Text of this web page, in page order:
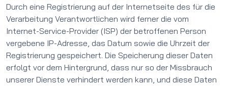
Durch eine Registrierung auf der Internetseite des für die
Verarbeitung Verantwortlichen wird ferner die vom
Internet-Service-Provider (ISP) der betroffenen Person
vergebene IP-Adresse, das Datum sowie die Uhrzeit der
Registrierung gespeichert. Die Speicherung dieser Daten
erfolgt vor dem Hintergrund, dass nur so der Missbrauch
unserer Dienste verhindert werden kann, und diese Daten